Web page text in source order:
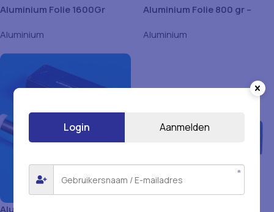
Aluminium Folie 1600Gr
Aluminium
Aluminium Folie 800 gr –
Aluminium
Aluminium Folie Box 30cmx6
Login Aanmelden